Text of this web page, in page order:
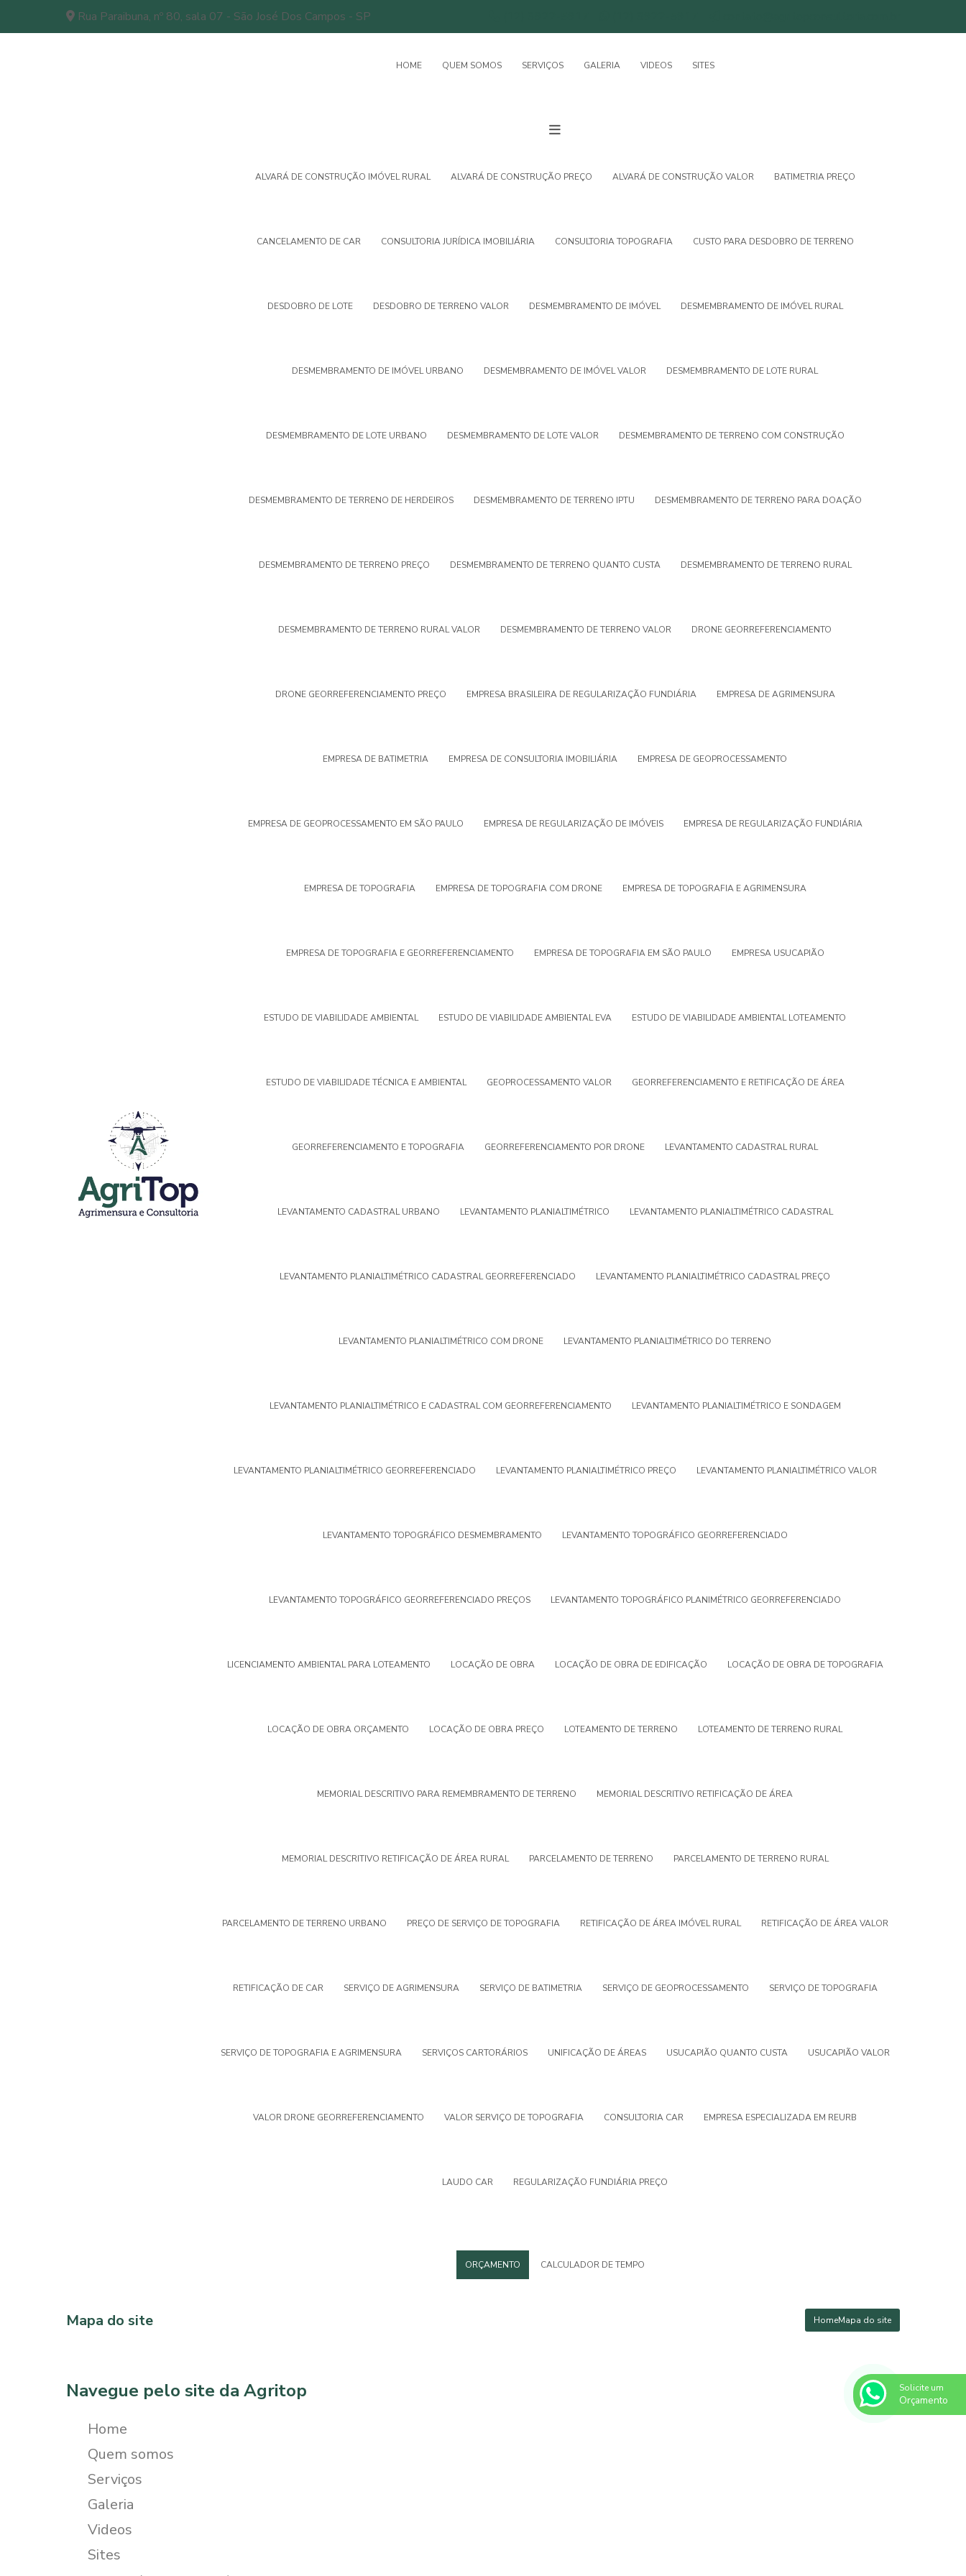
Rua Paraibuna, nº 80, sala 07 - São José Dos Campos - SP
HOME QUEM SOMOS SERVIÇOS GALERIA VIDEOS SITES
ALVARÁ DE CONSTRUÇÃO IMÓVEL RURAL ALVARÁ DE CONSTRUÇÃO PREÇO ALVARÁ DE CONSTRUÇÃO VALOR BATIMETRIA PREÇO
CANCELAMENTO DE CAR CONSULTORIA JURÍDICA IMOBILIÁRIA CONSULTORIA TOPOGRAFIA CUSTO PARA DESDOBRO DE TERRENO
DESDOBRO DE LOTE DESDOBRO DE TERRENO VALOR DESMEMBRAMENTO DE IMÓVEL DESMEMBRAMENTO DE IMÓVEL RURAL
DESMEMBRAMENTO DE IMÓVEL URBANO DESMEMBRAMENTO DE IMÓVEL VALOR DESMEMBRAMENTO DE LOTE RURAL
DESMEMBRAMENTO DE LOTE URBANO DESMEMBRAMENTO DE LOTE VALOR DESMEMBRAMENTO DE TERRENO COM CONSTRUÇÃO
DESMEMBRAMENTO DE TERRENO DE HERDEIROS DESMEMBRAMENTO DE TERRENO IPTU DESMEMBRAMENTO DE TERRENO PARA DOAÇÃO
DESMEMBRAMENTO DE TERRENO PREÇO DESMEMBRAMENTO DE TERRENO QUANTO CUSTA DESMEMBRAMENTO DE TERRENO RURAL
DESMEMBRAMENTO DE TERRENO RURAL VALOR DESMEMBRAMENTO DE TERRENO VALOR DRONE GEORREFERENCIAMENTO
DRONE GEORREFERENCIAMENTO PREÇO EMPRESA BRASILEIRA DE REGULARIZAÇÃO FUNDIÁRIA EMPRESA DE AGRIMENSURA
EMPRESA DE BATIMETRIA EMPRESA DE CONSULTORIA IMOBILIÁRIA EMPRESA DE GEOPROCESSAMENTO
EMPRESA DE GEOPROCESSAMENTO EM SÃO PAULO EMPRESA DE REGULARIZAÇÃO DE IMÓVEIS EMPRESA DE REGULARIZAÇÃO FUNDIÁRIA
EMPRESA DE TOPOGRAFIA EMPRESA DE TOPOGRAFIA COM DRONE EMPRESA DE TOPOGRAFIA E AGRIMENSURA
EMPRESA DE TOPOGRAFIA E GEORREFERENCIAMENTO EMPRESA DE TOPOGRAFIA EM SÃO PAULO EMPRESA USUCAPIÃO
ESTUDO DE VIABILIDADE AMBIENTAL ESTUDO DE VIABILIDADE AMBIENTAL EVA ESTUDO DE VIABILIDADE AMBIENTAL LOTEAMENTO
ESTUDO DE VIABILIDADE TÉCNICA E AMBIENTAL GEOPROCESSAMENTO VALOR GEORREFERENCIAMENTO E RETIFICAÇÃO DE ÁREA
GEORREFERENCIAMENTO E TOPOGRAFIA GEORREFERENCIAMENTO POR DRONE LEVANTAMENTO CADASTRAL RURAL
LEVANTAMENTO CADASTRAL URBANO LEVANTAMENTO PLANIALTIMÉTRICO LEVANTAMENTO PLANIALTIMÉTRICO CADASTRAL
LEVANTAMENTO PLANIALTIMÉTRICO CADASTRAL GEORREFERENCIADO LEVANTAMENTO PLANIALTIMÉTRICO CADASTRAL PREÇO
LEVANTAMENTO PLANIALTIMÉTRICO COM DRONE LEVANTAMENTO PLANIALTIMÉTRICO DO TERRENO
LEVANTAMENTO PLANIALTIMÉTRICO E CADASTRAL COM GEORREFERENCIAMENTO LEVANTAMENTO PLANIALTIMÉTRICO E SONDAGEM
LEVANTAMENTO PLANIALTIMÉTRICO GEORREFERENCIADO LEVANTAMENTO PLANIALTIMÉTRICO PREÇO LEVANTAMENTO PLANIALTIMÉTRICO VALOR
LEVANTAMENTO TOPOGRÁFICO DESMEMBRAMENTO LEVANTAMENTO TOPOGRÁFICO GEORREFERENCIADO
LEVANTAMENTO TOPOGRÁFICO GEORREFERENCIADO PREÇOS LEVANTAMENTO TOPOGRÁFICO PLANIMÉTRICO GEORREFERENCIADO
LICENCIAMENTO AMBIENTAL PARA LOTEAMENTO LOCAÇÃO DE OBRA LOCAÇÃO DE OBRA DE EDIFICAÇÃO LOCAÇÃO DE OBRA DE TOPOGRAFIA
LOCAÇÃO DE OBRA ORÇAMENTO LOCAÇÃO DE OBRA PREÇO LOTEAMENTO DE TERRENO LOTEAMENTO DE TERRENO RURAL
MEMORIAL DESCRITIVO PARA REMEMBRAMENTO DE TERRENO MEMORIAL DESCRITIVO RETIFICAÇÃO DE ÁREA
MEMORIAL DESCRITIVO RETIFICAÇÃO DE ÁREA RURAL PARCELAMENTO DE TERRENO PARCELAMENTO DE TERRENO RURAL
PARCELAMENTO DE TERRENO URBANO PREÇO DE SERVIÇO DE TOPOGRAFIA RETIFICAÇÃO DE ÁREA IMÓVEL RURAL RETIFICAÇÃO DE ÁREA VALOR
RETIFICAÇÃO DE CAR SERVIÇO DE AGRIMENSURA SERVIÇO DE BATIMETRIA SERVIÇO DE GEOPROCESSAMENTO SERVIÇO DE TOPOGRAFIA
SERVIÇO DE TOPOGRAFIA E AGRIMENSURA SERVIÇOS CARTORÁRIOS UNIFICAÇÃO DE ÁREAS USUCAPIÃO QUANTO CUSTA USUCAPIÃO VALOR
VALOR DRONE GEORREFERENCIAMENTO VALOR SERVIÇO DE TOPOGRAFIA CONSULTORIA CAR EMPRESA ESPECIALIZADA EM REURB
LAUDO CAR REGULARIZAÇÃO FUNDIÁRIA PREÇO
ORÇAMENTO CALCULADOR DE TEMPO
HomeMapa do site
Mapa do site
Navegue pelo site da Agritop
Home
Quem somos
Serviços
Galeria
Videos
Sites
Solicite um
Orçamento